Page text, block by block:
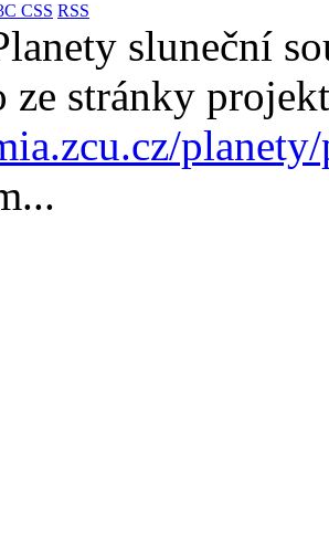
CSS RSS
sluneční
ze stránky